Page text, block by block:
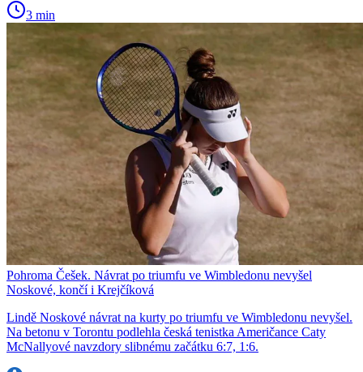
3 min
Pohroma Češek. Návrat po triumfu ve Wimbledonu nevyšel
Noskové, končí i Krejčíková
Lindě Noskové návrat na kurty po triumfu ve Wimbledonu nevyšel.
Na betonu v Torontu podlehla česká tenistka Američance Caty
McNallyové navzdory slibnému začátku 6:7, 1:6.